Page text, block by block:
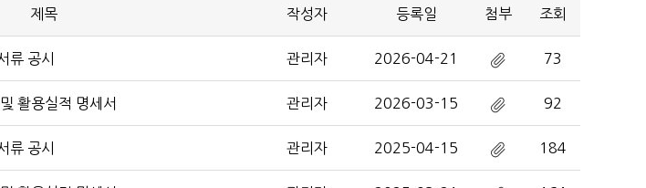
제목 작성자 등록일 첨부 조회
류 공시 관리자 2026-04-21 73
활용실적 명세서 관리자 2026-03-15 92
류 공시 관리자 2025-04-15 184